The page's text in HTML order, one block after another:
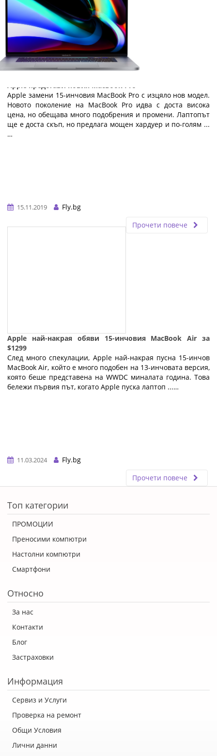
Apple замени 15-инчовия MacBook Pro с изцяло нов модел.
Новото поколение на MacBook Pro идва с доста висока
цена, но обещава много подобрения и промени. Лаптопът
ще е доста скъп, но предлага мощен хардуер и по-голям ...
…
15.11.2019
Fly.bg
Прочети повече
Apple най-накрая обяви 15-инчовия MacBook Air за
$1299
След много спекулации, Apple най-накрая пусна 15-инчов
MacBook Air, който е много подобен на 13-инчовата версия,
която беше представена на WWDC миналата година. Това
бележи първия път, когато Apple пуска лаптоп ...…
11.03.2024
Fly.bg
Прочети повече
Топ категории
ПРОМОЦИИ
Преносими компютри
Настолни компютри
Смартфони
Относно
За нас
Контакти
Блог
Застраховки
Информация
Сервиз и Услуги
Проверка на ремонт
Общи Условия
Лични данни